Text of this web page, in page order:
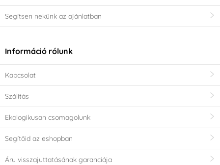
Segítsen nekünk az ajánlatban
Információ rólunk
Kapcsolat
Szálítás
Ekologikusan csomagolunk
Segítőid az eshopban
Áru visszajuttatásának garanciája